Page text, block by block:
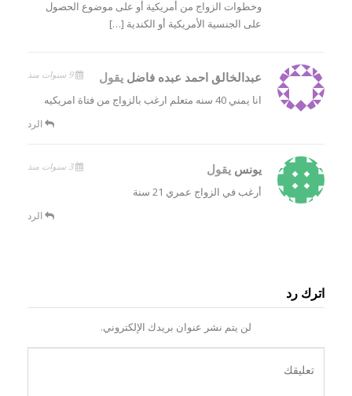
وخطوات الزواج من أمريكية أو على موضوع الحصول
على الجنسية الأمريكية أو الكندية […]
عبدالخالق احمد عبده فاضل يقول 9 سنوات منذ
انا يمني 40 سنه متعلم ارغب بالزواج من فتاة امريكيه
الرد
يونس يقول 3 سنوات منذ
أرغب في الزواج عمري 21 سنة
الرد
اترك رد
لن يتم نشر عنوان بريدك الإلكتروني.